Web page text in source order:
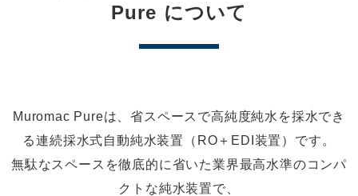
Pure について
Muromac Pureは、省スペースで高純度純水を採水でき
る連続採水式自動純水装置（RO＋EDI装置）です。
無駄なスペースを徹底的に省いた業界最高水準のコンパ
クトな純水装置で、